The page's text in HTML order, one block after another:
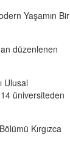
Yaşamın Bir
düzenlenen
Ulusal
üniversiteden
Kırgızca